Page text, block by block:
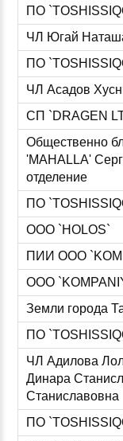
ПО
ЧЛ Югай
ПО
ЧЛ Асадов
СП `DRAGEN
Общественно
'MAHALLA'
отделение
ПО
ООО `HOLOS`
ПИИ ООО
ООО
Земли города
ПО
ЧЛ Адилова
Динара
Станиславовна
ПО